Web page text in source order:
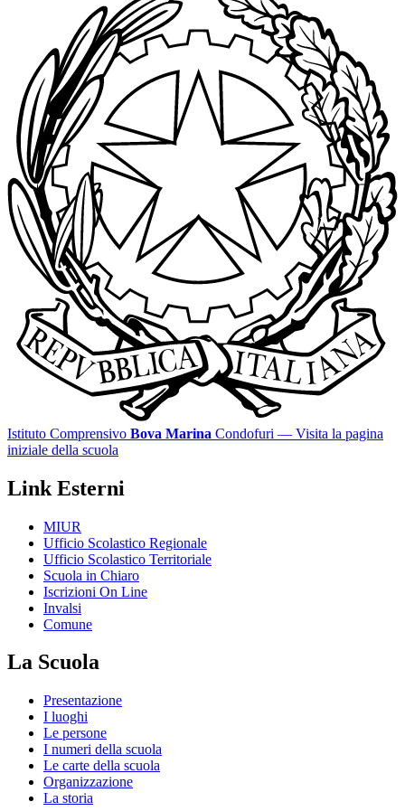
Istituto Comprensivo Bova Marina Condofuri — Visita la pagina
iniziale della scuola
Link Esterni
MIUR
Ufficio Scolastico Regionale
Ufficio Scolastico Territoriale
Scuola in Chiaro
Iscrizioni On Line
Invalsi
Comune
La Scuola
Presentazione
I luoghi
Le persone
I numeri della scuola
Le carte della scuola
Organizzazione
La storia